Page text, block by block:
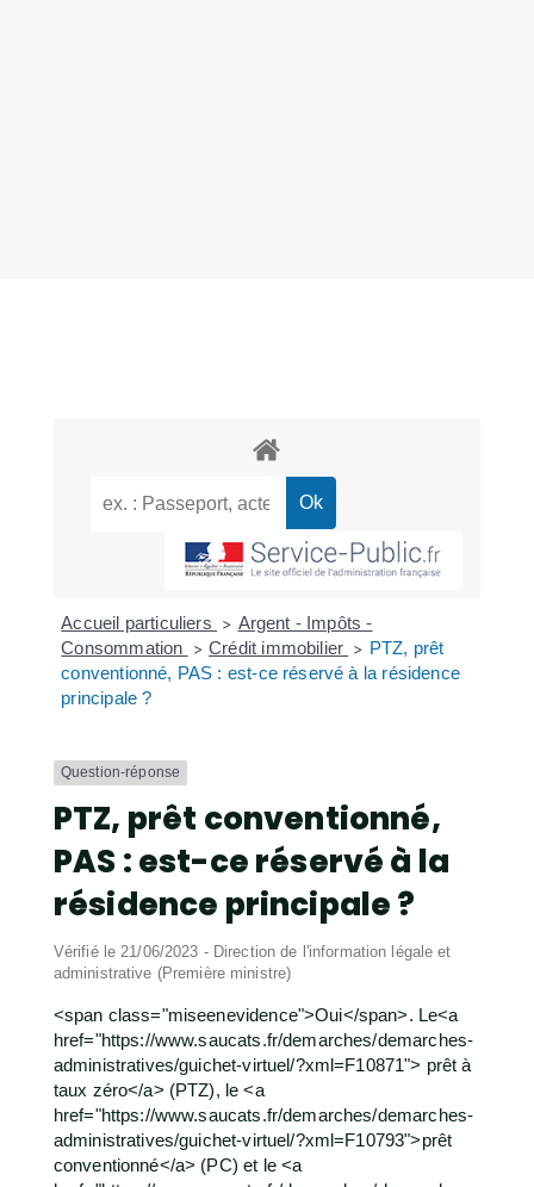
Accueil particuliers > Argent - Impôts -
Consommation
> Crédit immobilier > PTZ, prêt
conventionné, PAS : est-ce réservé à la résidence
principale ?
Question-réponse
PTZ, prêt conventionné,
PAS : est-ce réservé à la
résidence principale ?
Vérifié le 21/06/2023 - Direction de l'information légale et
administrative (Première ministre)
<span class="miseenevidence">Oui</span>. Le<a
href="https://www.saucats.fr/demarches/demarches-
administratives/guichet-virtuel/?xml=F10871"> prêt à
taux zéro</a> (PTZ), le <a
href="https://www.saucats.fr/demarches/demarches-
administratives/guichet-virtuel/?xml=F10793">prêt
conventionné</a> (PC) et le <a